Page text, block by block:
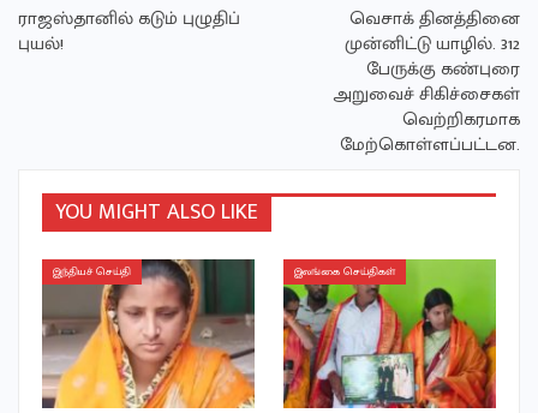
ராஜஸ்தானில் கடும் புழுதிப்
புயல்!
வெசாக் தினத்தினை
முன்னிட்டு யாழில். 312
பேருக்கு கண்புரை
அறுவைச் சிகிச்சைகள்
வெற்றிகரமாக
மேற்கொள்ளப்பட்டன.
YOU MIGHT ALSO LIKE
இந்தியச் செய்தி இலங்கை செய்திகள்